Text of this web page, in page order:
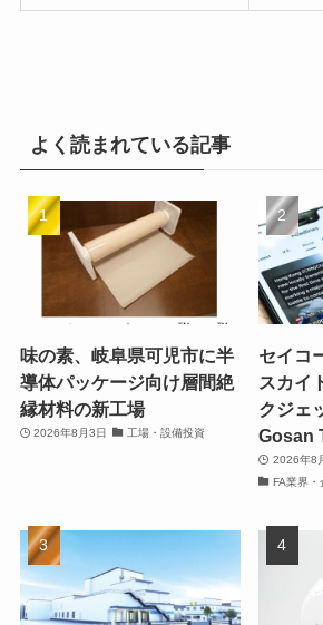
よく読まれている記事
味の素、岐阜県可児市に半
導体パッケージ向け層間絶
縁材料の新工場
2026年8月3日 工場・設備投資
セイコ
スカイ
クジェ
Gosan
2026年8
FA業界・